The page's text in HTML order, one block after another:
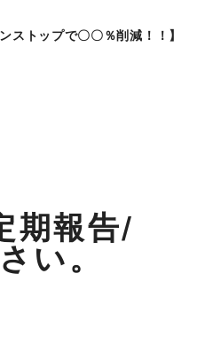
ンストップで〇〇％削減！！】
期報告/
い。